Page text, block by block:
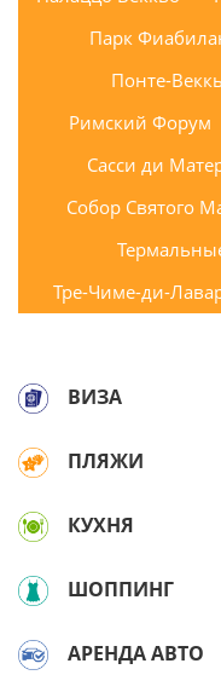
Парк
Понте-
Римский Форум
Сасси ди
Собор Святого
Тре-Чиме-ди-
ВИЗА
ПЛЯЖИ
КУХНЯ
ШОППИНГ
АРЕНДА АВТО